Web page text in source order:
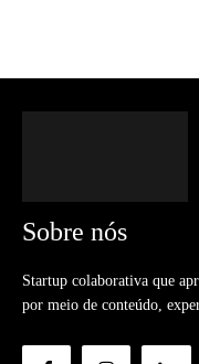
Sobre nós
Startup colaborativa que
por meio de conteúdo,